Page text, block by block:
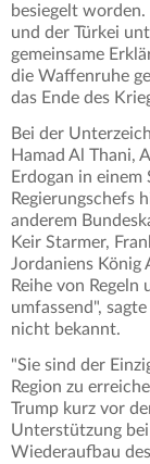
besiegelt
und der Türkei
gemeinsame
die Waffenruhe
das Ende des
Bei der
Hamad Al Thani,
Erdogan in
Regierungschefs
anderem
Keir Starmer,
Jordaniens König
Reihe von
umfassend",
nicht bekannt.
"Sie sind der
Region zu
Trump kurz vor
Unterstützung
Wiederaufbau